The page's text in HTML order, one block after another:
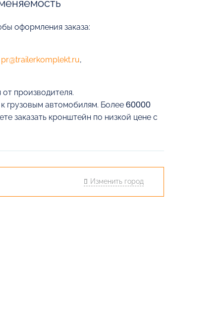
оформления заказа:
pr@trailerkomplekt.ru,
производителя.
грузовым автомобилям. Более 60000
заказать кронштейн по низкой цене с
Изменить город